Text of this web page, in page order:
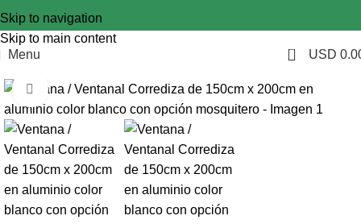
Skip to navigation
Skip to main content
Menu
0 USD
Click to enlarge